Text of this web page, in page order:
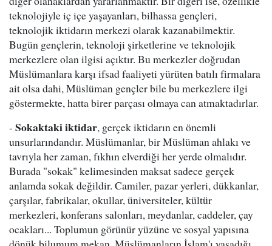
teknolojiyle iç içe yaşayanları, bilhassa gençleri,
teknolojik iktidarın merkezi olarak kazanabilmektir.
Bugün gençlerin, teknoloji şirketlerine ve teknolojik
merkezlere olan ilgisi açıktır. Bu merkezler doğrudan
Müslümanlara karşı ifsad faaliyeti yürüten batılı firmalara
ait olsa dahi, Müslüman gençler bile bu merkezlere ilgi
göstermekte, hatta birer parçası olmaya can atmaktadırlar.
- Sokaktaki iktidar, gerçek iktidarın en önemli
unsurlarındandır. Müslümanlar, bir Müslüman ahlakı ve
tavrıyla her zaman, fıkhın elverdiği her yerde olmalıdır.
Burada "sokak" kelimesinden maksat sadece gerçek
anlamda sokak değildir. Camiler, pazar yerleri, dükkanlar,
çarşılar, fabrikalar, okullar, üniversiteler, kültür
merkezleri, konferans salonları, meydanlar, caddeler, çay
ocakları... Toplumun görünür yüzüne ve sosyal yapısına